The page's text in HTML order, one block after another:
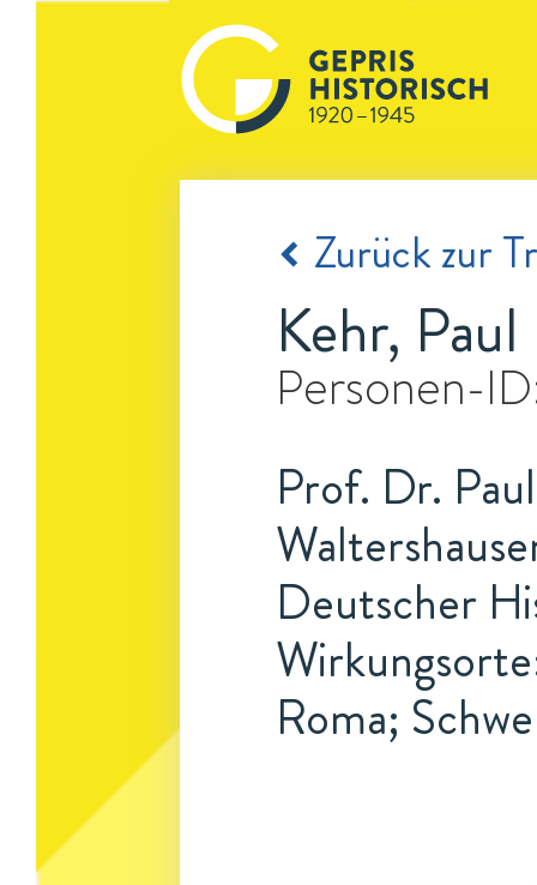
Zurück zur
Kehr,
Personen-
Prof. Dr.
Deutscher
Roma;